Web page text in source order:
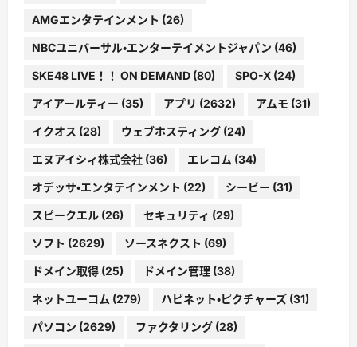
AMGエンタテインメント (26)
NBCユニバーサル・エンターテイメントジャパン (46)
SKE48 LIVE！！ ON DEMAND (80) SPO-X (24)
アイアールティー (35) アプリ (2632) アムモ (31)
イクオス (28) ウェブホスティング (24)
エヌアイシィ株式会社 (36) エレコム (34)
オデッサ・エンタテインメント (22) シービー (31)
スピークエル (26) セキュリティ (29)
ソフト (2629) ソースネクスト (69)
ドメイン取得 (25) ドメイン管理 (38)
ネットユーコム (279) ハピネット・ピクチャーズ (31)
パソコン (2629) ファクタリング (28)